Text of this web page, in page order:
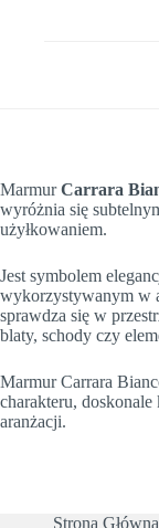
MarmurCarrara
wyróżnia się
użyłkowaniem.
Jest symbolem
wykorzystywanym w
sprawdza się w
blaty, schody czy
Marmur Carrara
charakteru,
aranżacji.
Strona Główna